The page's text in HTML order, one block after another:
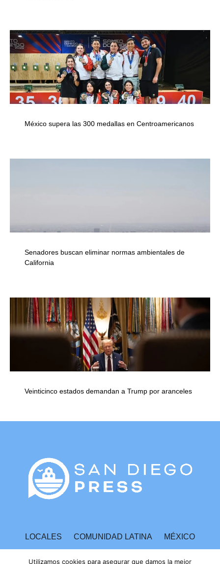
México supera las 300 medallas en Centroamericanos
Senadores buscan eliminar normas ambientales de
California
Veinticinco estados demandan a Trump por aranceles
LOCALES COMUNIDAD LATINA MÉXICO
ESPECTÁCULOS TECNOLOGÍA ECONOMÍA
Utilizamos cookies para asegurar que damos la mejor